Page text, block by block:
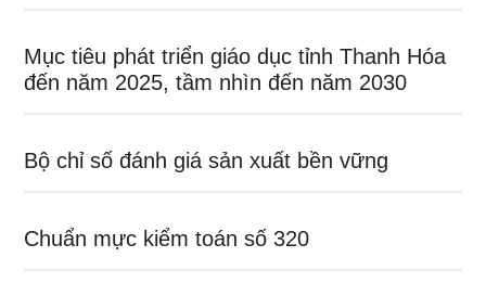
Mục tiêu phát triển giáo dục tỉnh Thanh Hóa
đến năm 2025, tầm nhìn đến năm 2030
Bộ chỉ số đánh giá sản xuất bền vững
Chuẩn mực kiểm toán số 320